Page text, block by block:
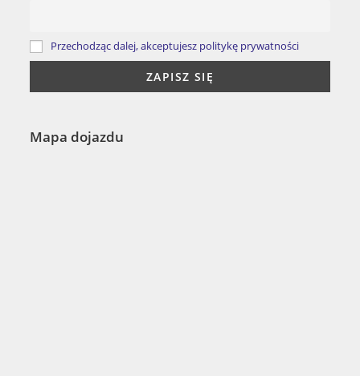
Przechodząc dalej, akceptujesz politykę prywatności
Mapa dojazdu